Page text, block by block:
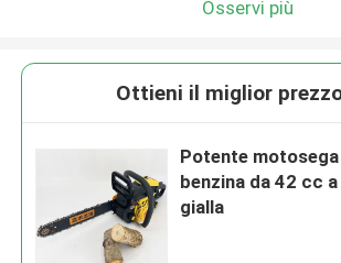
Osservi più
Ottieni il miglior
Potente motosega
benzina da 42 cc
gialla